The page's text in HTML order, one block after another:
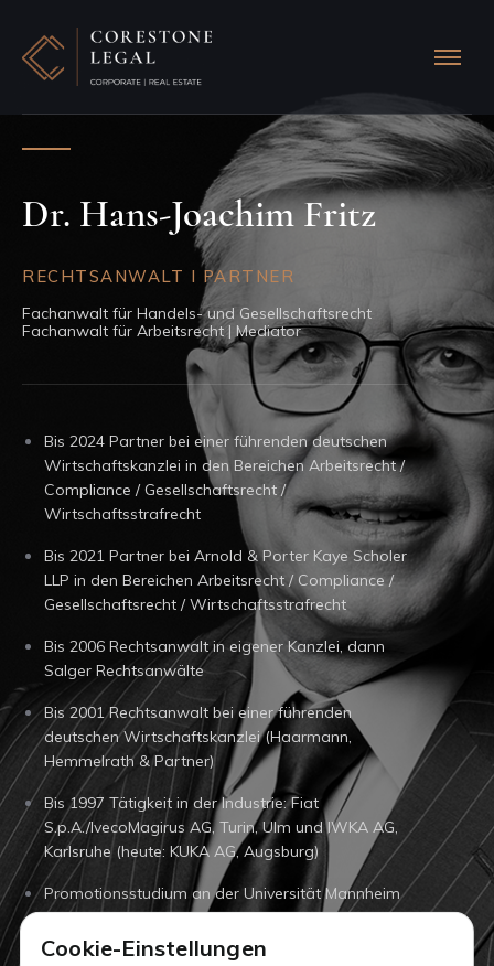
Dr. Hans-Joachim Fritz
RECHTSANWALT I PARTNER
Fachanwalt für Handels- und Gesellschaftsrecht
Fachanwalt für Arbeitsrecht | Mediator
Bis 2024 Partner bei einer führenden deutschen
Wirtschaftskanzlei in den Bereichen Arbeitsrecht /
Compliance / Gesellschaftsrecht /
Wirtschaftsstrafrecht
Bis 2021 Partner bei Arnold & Porter Kaye Scholer
LLP in den Bereichen Arbeitsrecht / Compliance /
Gesellschaftsrecht / Wirtschaftsstrafrecht
Bis 2006 Rechtsanwalt in eigener Kanzlei, dann
Salger Rechtsanwälte
Bis 2001 Rechtsanwalt bei einer führenden
deutschen Wirtschaftskanzlei (Haarmann,
Hemmelrath & Partner)
Bis 1997 Tätigkeit in der Industrie: Fiat
S.p.A./IvecoMagirus AG, Turin, Ulm und IWKA AG,
Karlsruhe (heute: KUKA AG, Augsburg)
Promotionsstudium an der Universität Mannheim
Cookie-Einstellungen